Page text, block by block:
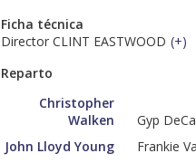
Ficha técnica
Director CLINT EASTWOOD (+)
Reparto
Christopher
Walken
Gyp
John Lloyd Young
Frankie